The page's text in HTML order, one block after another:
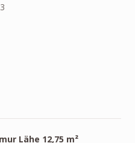
Lähe 12,75 m²